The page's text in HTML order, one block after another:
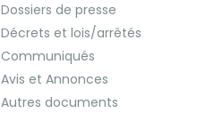
Dossiers de presse
Décrets et lois/arrêtés
Communiqués
Avis et Annonces
Autres documents